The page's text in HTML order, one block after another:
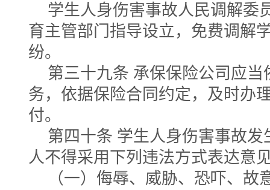
学生人身伤害事故人民调解委
育主管部门指导设立，免费调解
纷。
第三十九条 承保保险公司应
务，依据保险合同约定，及时办
付。
第四十条 学生人身伤害事故
人不得采用下列违法方式表达意
（一）侮辱、威胁、恐吓、故